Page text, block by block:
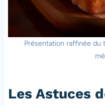
Présentation raffinée du
Les Astuces